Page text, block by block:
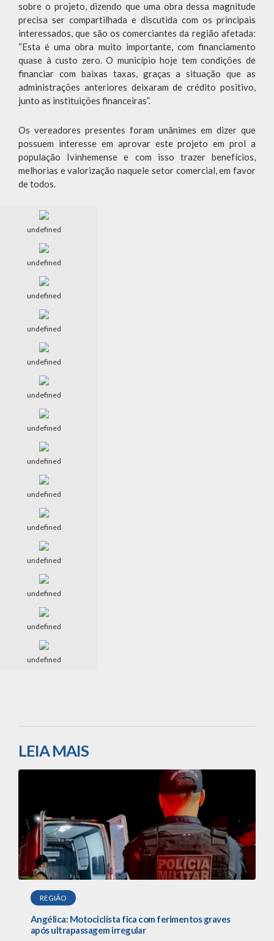
sobre o projeto, dizendo que uma obra dessa magnitude
precisa ser compartilhada e discutida com os principais
interessados, que são os comerciantes da região afetada:
“Esta é uma obra muito importante, com financiamento
quase à custo zero. O município hoje tem condições de
financiar com baixas taxas, graças a situação que as
administrações anteriores deixaram de crédito positivo,
junto as instituições financeiras”.
Os vereadores presentes foram unânimes em dizer que
possuem interesse em aprovar este projeto em prol a
população Ivinhemense e com isso trazer benefícios,
melhorias e valorização naquele setor comercial, em favor
de todos.
undefined
undefined
undefined
undefined
undefined
undefined
undefined
undefined
undefined
undefined
undefined
undefined
undefined
undefined
LEIA MAIS
REGIÃO
Angélica: Motociclista fica com ferimentos graves
após ultrapassagem irregular